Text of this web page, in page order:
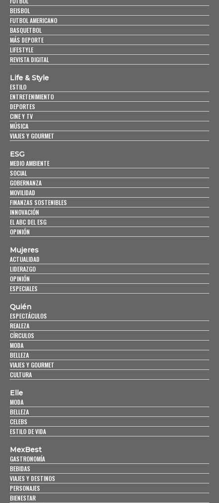
BEISBOL
FUTBOL AMERICANO
BASQUETBOL
MÁS DEPORTE
LIFESTYLE
REVISTA DIGITAL
Life & Style
ESTILO
ENTRETENIMIENTO
DEPORTES
CINE Y TV
MÚSICA
VIAJES Y GOURMET
ESG
MEDIO AMBIENTE
SOCIAL
GOBERNANZA
MOVILIDAD
FINANZAS SOSTENIBLES
INNOVACIÓN
EL ABC DEL ESG
OPINIÓN
Mujeres
ACTUALIDAD
LIDERAZGO
OPINIÓN
ESPECIALES
Quién
ESPECTÁCULOS
REALEZA
CÍRCULOS
MODA
BELLEZA
VIAJES Y GOURMET
CULTURA
Elle
MODA
BELLEZA
CELEBS
ESTILO DE VIDA
MexBest
GASTRONOMÍA
BEBIDAS
VIAJES Y DESTINOS
PERSONAJES
BIENESTAR